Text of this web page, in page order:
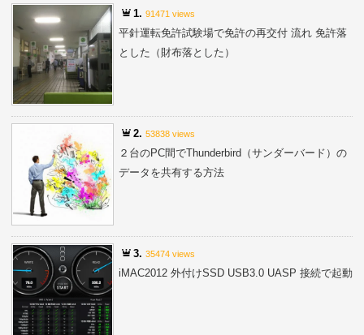
1.91471 views
平針運転免許試験場で免許の再交付 流れ 免許落
とした（財布落とした）
2.53838 views
２台のPC間でThunderbird（サンダーバード）の
データを共有する方法
3.35474 views
iMAC2012 外付けSSD USB3.0 UASP 接続で起動